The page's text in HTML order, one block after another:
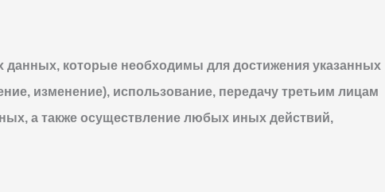
данных, которые необходимы для достижения указанных
изменение), использование, передачу третьим лицам
а также осуществление любых иных действий,